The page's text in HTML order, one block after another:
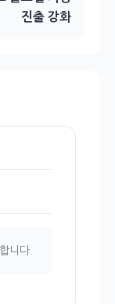
진출 강화
니다.